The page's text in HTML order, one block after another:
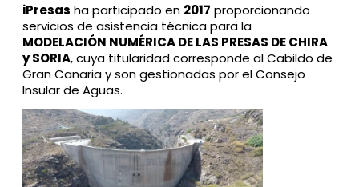
iPresas ha participado en 2017 proporcionando
servicios de asistencia técnica para la
MODELACIÓN NUMÉRICA DE LAS PRESAS DE CHIRA
y SORIA, cuya titularidad corresponde al Cabildo de
Gran Canaria y son gestionadas por el Consejo
Insular de Aguas.